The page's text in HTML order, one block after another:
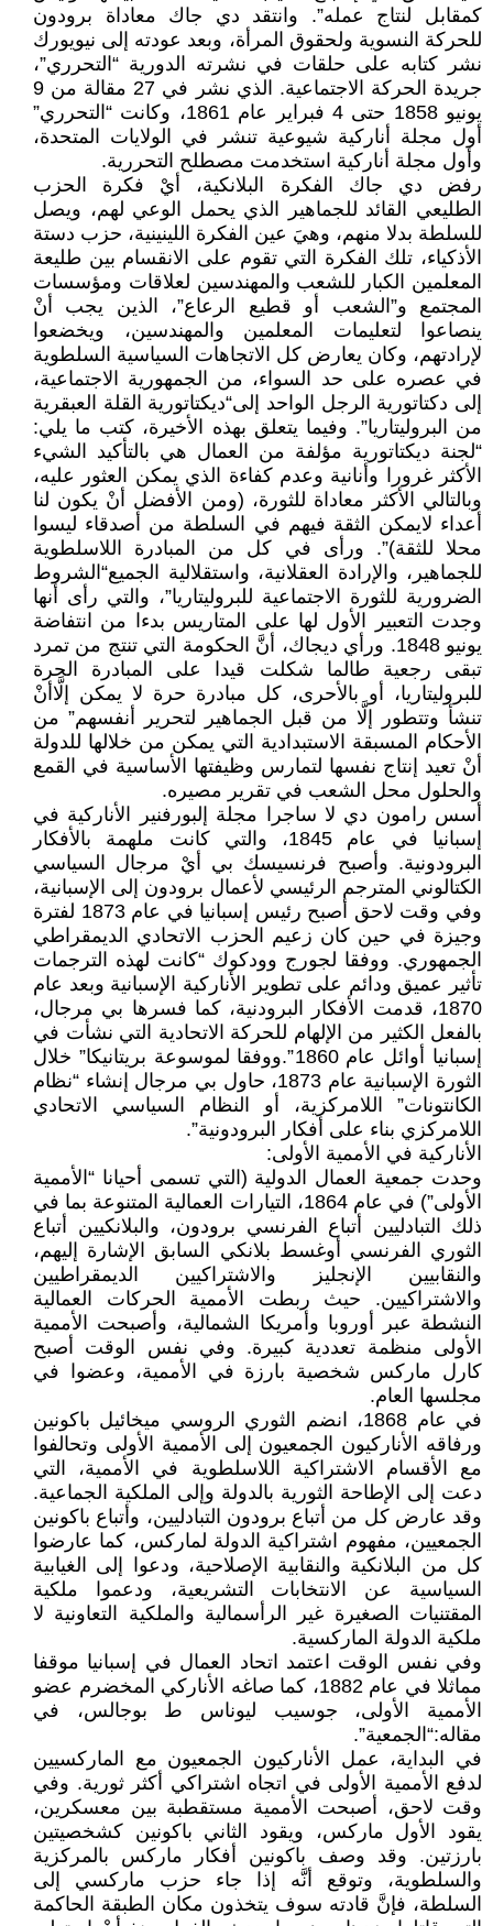
كمقابل لنتاج عمله”. وانتقد دي جاك معاداة برودون
للحركة النسوية ولحقوق المرأة، وبعد عودته إلى نيويورك
نشر كتابه على حلقات في نشرته الدورية “التحرري”،
جريدة الحركة الاجتماعية. الذي نشر في 27 مقالة من 9
يونيو 1858 حتى 4 فبراير عام 1861، وكانت “التحرري”
أول مجلة أناركية شيوعية تنشر في الولايات المتحدة،
وأول مجلة أناركية استخدمت مصطلح التحررية.
رفض دي جاك الفكرة البلانكية، أيْ فكرة الحزب
الطليعي القائد للجماهير الذي يحمل الوعي لهم، ويصل
للسلطة بدلا منهم، وهيَ عين الفكرة اللينينية، حزب دستة
الأذكياء، تلك الفكرة التي تقوم على الانقسام بين طليعة
المعلمين الكبار للشعب والمهندسين لعلاقات ومؤسسات
المجتمع و”الشعب أو قطيع الرعاع”، الذين يجب أنْ
ينصاعوا لتعليمات المعلمين والمهندسين، ويخضعوا
لإرادتهم، وكان يعارض كل الاتجاهات السياسية السلطوية
في عصره على حد السواء، من الجمهورية الاجتماعية،
إلى دكتاتورية الرجل الواحد إلى“ديكتاتورية القلة العبقرية
من البروليتاريا”. وفيما يتعلق بهذه الأخيرة، كتب ما يلي:
“لجنة ديكتاتورية مؤلفة من العمال هي بالتأكيد الشيء
الأكثر غرورا وأنانية وعدم كفاءة الذي يمكن العثور عليه،
وبالتالي الأكثر معاداة للثورة، (ومن الأفضل أنْ يكون لنا
أعداء لايمكن الثقة فيهم في السلطة من أصدقاء ليسوا
محلا للثقة)”. ورأى في كل من المبادرة اللاسلطوية
للجماهير، والإرادة العقلانية، واستقلالية الجميع“الشروط
الضرورية للثورة الاجتماعية للبروليتاريا”، والتي رأى أنها
وجدت التعبير الأول لها على المتاريس بدءا من انتفاضة
يونيو 1848. ورأي ديجاك، أنَّ الحكومة التي تنتج من تمرد
تبقى رجعية طالما شكلت قيدا على المبادرة الحرة
للبروليتاريا، أو بالأحرى، كل مبادرة حرة لا يمكن إلَّاأنْ
تنشأ وتتطور إلَّا من قبل الجماهير لتحرير أنفسهم” من
الأحكام المسبقة الاستبدادية التي يمكن من خلالها للدولة
أنْ تعيد إنتاج نفسها لتمارس وظيفتها الأساسية في القمع
والحلول محل الشعب في تقرير مصيره.
أسس رامون دي لا ساجرا مجلة إلبورفنير الأناركية في
إسبانيا في عام 1845، والتي كانت ملهمة بالأفكار
البرودونية. وأصبح فرنسيسك بي أيْ مرجال السياسي
الكتالوني المترجم الرئيسي لأعمال برودون إلى الإسبانية،
وفي وقت لاحق أصبح رئيس إسبانيا في عام 1873 لفترة
وجيزة في حين كان زعيم الحزب الاتحادي الديمقراطي
الجمهوري. ووفقا لجورج وودكوك “كانت لهذه الترجمات
تأثير عميق ودائم على تطوير الأناركية الإسبانية وبعد عام
1870، قدمت الأفكار البرودنية، كما فسرها بي مرجال،
بالفعل الكثير من الإلهام للحركة الاتحادية التي نشأت في
إسبانيا أوائل عام 1860”.ووفقا لموسوعة بريتانيكا” خلال
الثورة الإسبانية عام 1873، حاول بي مرجال إنشاء “نظام
الكانتونات” اللامركزية، أو النظام السياسي الاتحادي
اللامركزي بناء على أفكار البرودونية”.
الأناركية في الأممية الأولى:
وحدت جمعية العمال الدولية (التي تسمى أحيانا “الأممية
الأولى”) في عام 1864، التيارات العمالية المتنوعة بما في
ذلك التبادليين أتباع الفرنسي برودون، والبلانكيين أتباع
الثوري الفرنسي أوغسط بلانكي السابق الإشارة إليهم،
والنقابيين الإنجليز والاشتراكيين الديمقراطيين
والاشتراكيين. حيث ربطت الأممية الحركات العمالية
النشطة عبر أوروبا وأمريكا الشمالية، وأصبحت الأممية
الأولى منظمة تعددية كبيرة. وفي نفس الوقت أصبح
كارل ماركس شخصية بارزة في الأممية، وعضوا في
مجلسها العام.
في عام 1868، انضم الثوري الروسي ميخائيل باكونين
ورفاقه الأناركيون الجمعيون إلى الأممية الأولى وتحالفوا
مع الأقسام الاشتراكية اللاسلطوية في الأممية، التي
دعت إلى الإطاحة الثورية بالدولة وإلى الملكية الجماعية.
وقد عارض كل من أتباع برودون التبادليين، وأتباع باكونين
الجمعيين، مفهوم اشتراكية الدولة لماركس، كما عارضوا
كل من البلانكية والنقابية الإصلاحية، ودعوا إلى الغيابية
السياسية عن الانتخابات التشريعية، ودعموا ملكية
المقتنيات الصغيرة غير الرأسمالية والملكية التعاونية لا
ملكية الدولة الماركسية.
وفي نفس الوقت اعتمد اتحاد العمال في إسبانيا موقفا
مماثلا في عام 1882، كما صاغه الأناركي المخضرم عضو
الأممية الأولى، جوسيب ليوناس ط بوجالس، في
مقاله:“الجمعية”.
في البداية، عمل الأناركيون الجمعيون مع الماركسيين
لدفع الأممية الأولى في اتجاه اشتراكي أكثر ثورية. وفي
وقت لاحق، أصبحت الأممية مستقطبة بين معسكرين،
يقود الأول ماركس، ويقود الثاني باكونين كشخصيتين
بارزتين. وقد وصف باكونين أفكار ماركس بالمركزية
والسلطوية، وتوقع أنَّه إذا جاء حزب ماركسي إلى
السلطة، فإنَّ قادته سوف يتخذون مكان الطبقة الحاكمة